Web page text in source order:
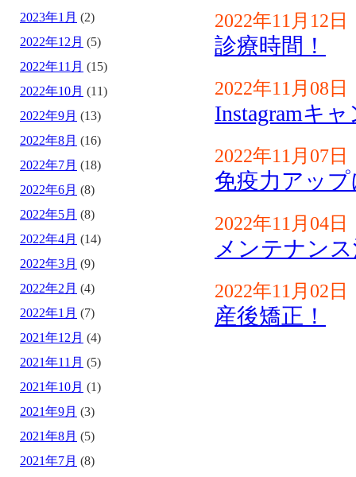
2022年11月12日
診療時間！
2022年11月08日
Instagramキ
2022年11月07日
免疫力アッ
2022年11月04日
メンテナン
2022年11月02日
産後矯正！
2023年1月 (2)
2022年12月 (5)
2022年11月 (15)
2022年10月 (11)
2022年9月 (13)
2022年8月 (16)
2022年7月 (18)
2022年6月 (8)
2022年5月 (8)
2022年4月 (14)
2022年3月 (9)
2022年2月 (4)
2022年1月 (7)
2021年12月 (4)
2021年11月 (5)
2021年10月 (1)
2021年9月 (3)
2021年8月 (5)
2021年7月 (8)